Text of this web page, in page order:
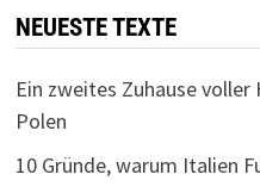
NEUESTE TEXTE
Ein zweites Zuhause
Polen
10 Gründe, warum Italien